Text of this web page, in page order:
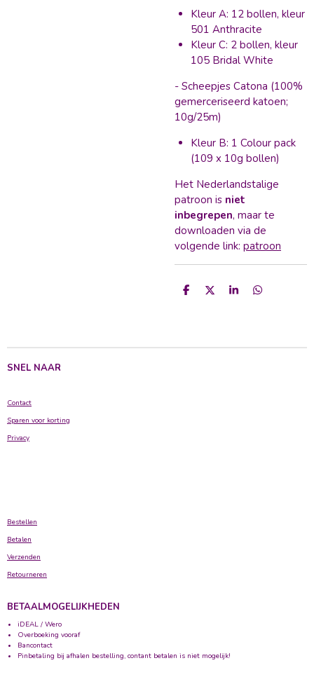
Kleur A: 12 bollen, kleur
501 Anthracite
Kleur C: 2 bollen, kleur
105 Bridal White
- Scheepjes Catona (100%
gemerceriseerd katoen;
10g/25m)
Kleur B: 1 Colour pack
(109 x 10g bollen)
Het Nederlandstalige
patroon is niet
inbegrepen, maar te
downloaden via de
volgende link: patroon
D
D
S
D
SNEL NAAR
Contact
Sparen voor korting
Privacy
Bestellen
Betalen
Verzenden
Retourneren
BETAALMOGELIJKHEDEN
iDEAL / Wero
Overboeking vooraf
Bancontact
Pinbetaling bij afhalen bestelling, contant betalen is niet mogelijk!